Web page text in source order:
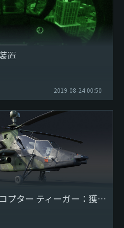
置
両とヘリコプターの暗視装置と
れます。近代戦の重要な面は高
ていくでしょう。今回は、この
2019-08-24 00:50
【事前予約】ユーロコプター ティーガー：獲物に飛び掛かる